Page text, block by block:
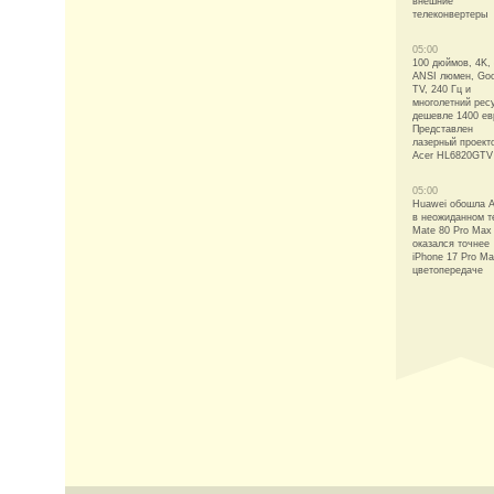
телеконвертеры
05:00
100 дюймов, 4K,
ANSI люмен,
TV, 240 Гц и
многолетний
дешевле 1400
Представлен
лазерный
Acer HL6820GTV
05:00
Huawei обошла
в неожиданном
Mate 80 Pro Max
оказался точнее
iPhone 17 Pro
цветопередаче